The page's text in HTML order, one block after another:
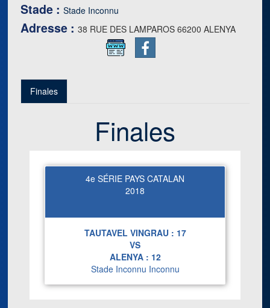
Stade :Stade Inconnu
Adresse :38 RUE DES LAMPAROS 66200 ALENYA
Finales
Finales
4e SÉRIE PAYS CATALAN
2018
TAUTAVEL VINGRAU : 17
VS
ALENYA : 12
Stade Inconnu Inconnu